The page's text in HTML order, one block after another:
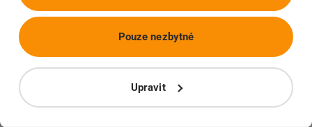
Upravit
Pouze nezbytné